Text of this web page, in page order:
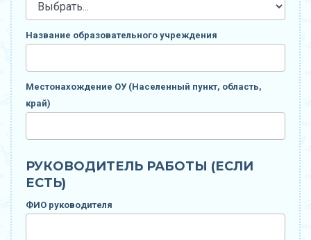
Название образовательного учреждения
Местонахождение ОУ (Населенный пункт, область,
край)
РУКОВОДИТЕЛЬ РАБОТЫ (ЕСЛИ
ЕСТЬ)
ФИО руководителя